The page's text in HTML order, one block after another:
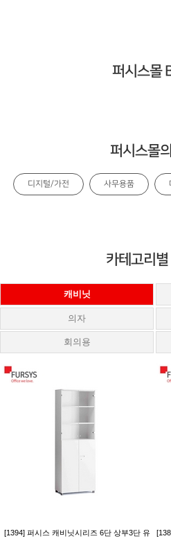
퍼시스몰
퍼시스몰
디지털/가전 사무용품
카테고리
캐비닛
의자
회의용
[1394] 퍼시스 캐비닛시리즈 6단 상부3단 유